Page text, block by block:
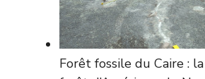
Forêt fossile du Caire :